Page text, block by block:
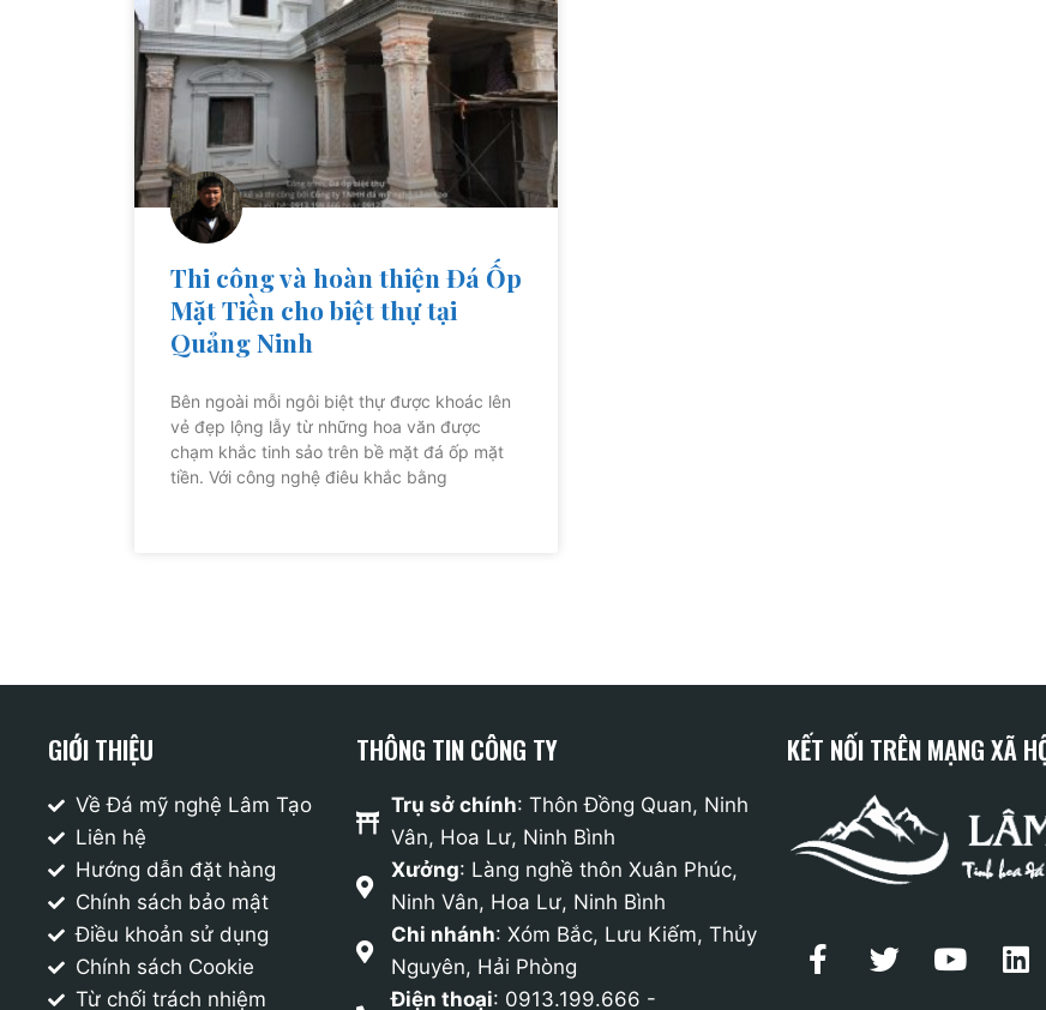
Thi công và hoàn thiện Đá Ốp
Mặt Tiền cho biệt thự tại
Quảng Ninh
Bên ngoài mỗi ngôi biệt thự được khoác lên
vẻ đẹp lộng lẫy từ những hoa văn được
chạm khắc tinh sảo trên bề mặt đá ốp mặt
tiền. Với công nghệ điêu khắc bằng
GIỚI THIỆU
Về Đá mỹ nghệ Lâm Tạo
Liên hệ
Hướng dẫn đặt hàng
Chính sách bảo mật
Điều khoản sử dụng
Chính sách Cookie
Từ chối trách nhiệm
THÔNG TIN CÔNG TY
Trụ sở chính: Thôn Đồng Quan, Ninh
Vân, Hoa Lư, Ninh Bình
Xưởng: Làng nghề thôn Xuân Phúc,
Ninh Vân, Hoa Lư, Ninh Bình
Chi nhánh: Xóm Bắc, Lưu Kiếm, Thủy
Nguyên, Hải Phòng
Điện thoại: 0913.199.666 -
KẾT NỐI TRÊN MẠNG XÃ